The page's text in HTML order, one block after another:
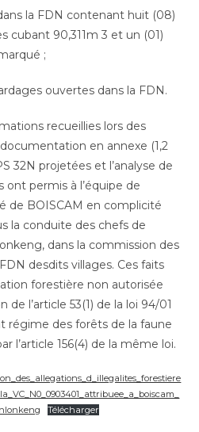
la FDN contenant huit (08)
cubant 90,311m 3 et un (01)
;
ouvertes dans la FDN.
recueillies lors des
en annexe (1,2
32N projetées et l’analyse de
ont permis à l’équipe de
de BOISCAM en complicité
la conduite des chefs de
dans la commission des
desdits villages. Ces faits
forestière non autorisée
l’article 53(1) de la loi 94/01
régime des forêts de la faune
l’article 156(4) de la même loi.
Télécharger